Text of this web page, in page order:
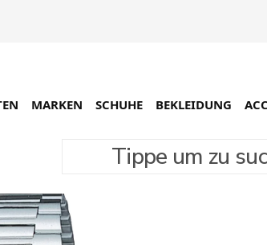
Tippe um zu suchen
MARKEN SCHUHE BEKLEIDUNG